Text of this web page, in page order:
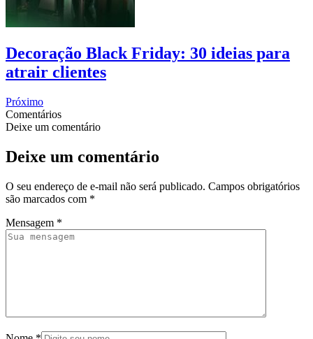
Decoração Black Friday: 30 ideias para
atrair clientes
Próximo
Comentários
Deixe um comentário
Deixe um comentário
O seu endereço de e-mail não será publicado. Campos obrigatórios
são marcados com *
Mensagem *